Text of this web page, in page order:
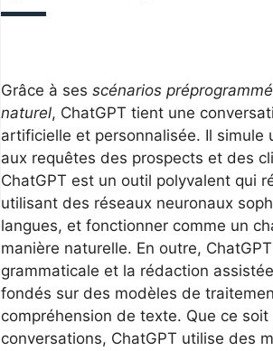
Grâce à ses scénarios
naturel, ChatGPT tient une
artificielle et personnalisée. Il
aux requêtes des prospects et des
ChatGPT est un outil polyvalent qui
utilisant des réseaux neuronaux
langues, et fonctionner comme un
manière naturelle. En outre,
grammaticale et la rédaction
fondés sur des modèles de
compréhension de texte. Que ce
conversations, ChatGPT utilise des